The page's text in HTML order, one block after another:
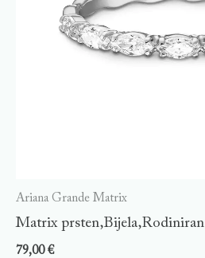
Ariana Grande Matrix
Matrix prsten,Bijela,Rodiniran
79,00€